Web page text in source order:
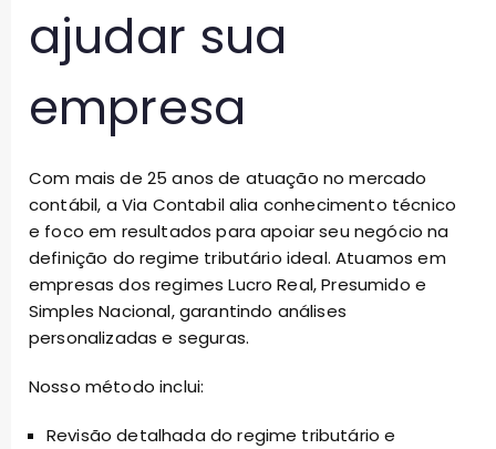
ajudar sua
empresa
Com mais de 25 anos de atuação no mercado
contábil, a Via Contabil alia conhecimento técnico
e foco em resultados para apoiar seu negócio na
definição do regime tributário ideal. Atuamos em
empresas dos regimes Lucro Real, Presumido e
Simples Nacional, garantindo análises
personalizadas e seguras.
Nosso método inclui:
Revisão detalhada do regime tributário e